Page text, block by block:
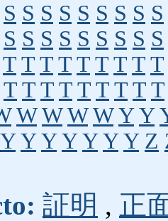
S S S S S S S S S
S S S S S S S S S
T T T T T T T T T
T T T T T T T T T
W W W W Y Y
Y Y Y Y Y Y Y Z
証明 , 正